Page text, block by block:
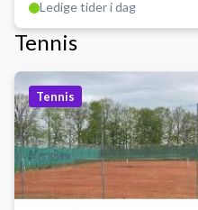
Ledige tider i dag
Tennis
Tennis